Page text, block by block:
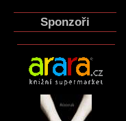
Sponzoři